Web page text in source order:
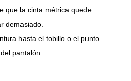
que la cinta métrica quede
demasiado.
hasta el tobillo o el punto
pantalón.